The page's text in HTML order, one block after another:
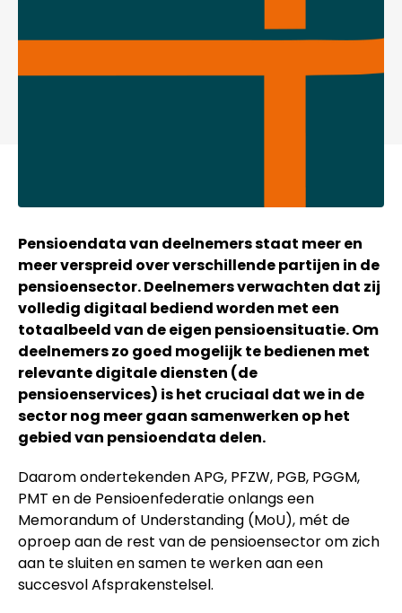
Pensioendata van deelnemers staat meer en
meer verspreid over verschillende partijen in de
pensioensector. Deelnemers verwachten dat zij
volledig digitaal bediend worden met een
totaalbeeld van de eigen pensioensituatie. Om
deelnemers zo goed mogelijk te bedienen met
relevante digitale diensten (de
pensioenservices) is het cruciaal dat we in de
sector nog meer gaan samenwerken op het
gebied van pensioendata delen.
Daarom ondertekenden APG, PFZW, PGB, PGGM,
PMT en de Pensioenfederatie onlangs een
Memorandum of Understanding (MoU), mét de
oproep aan de rest van de pensioensector om zich
aan te sluiten en samen te werken aan een
succesvol Afsprakenstelsel.